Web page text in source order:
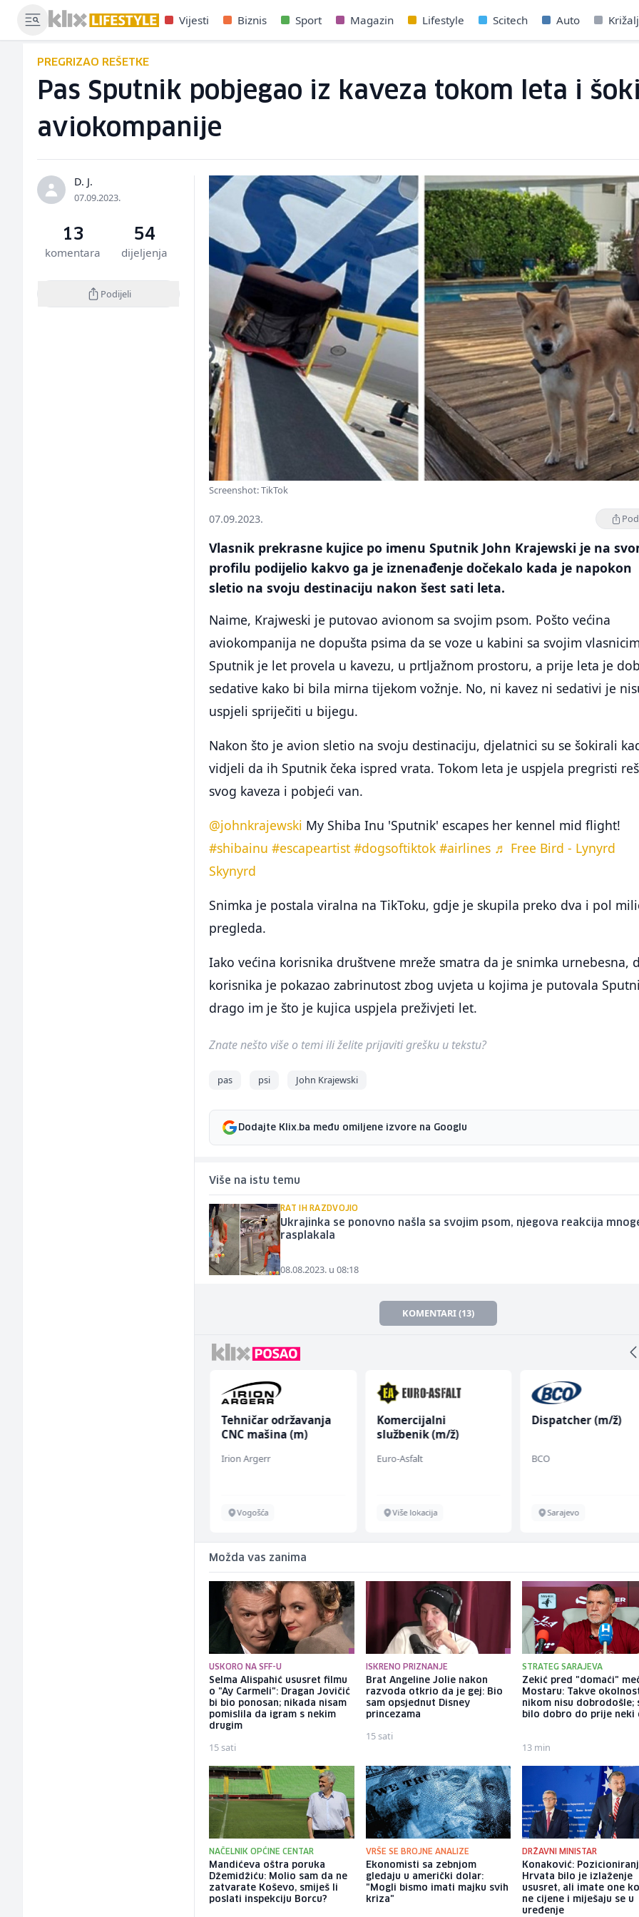
Vijesti Biznis Sport Magazin Lifestyle Scitech Auto
PREGRIZAO REŠETKE
Pas Sputnik pobjegao iz kaveza tokom leta i
aviokompanije
D. J.
07.09.2023.
13
komentara
54
dijeljenja
Podijeli
Screenshot: TikTok
07.09.2023.
Vlasnik prekrasne kujice po imenu Sputnik John Krajewski je na
profilu podijelio kakvo ga je iznenađenje dočekalo kada je napokon
sletio na svoju destinaciju nakon šest sati leta.
Naime, Krajweski je putovao avionom sa svojim psom. Pošto većina
aviokompanija ne dopušta psima da se voze u kabini sa svojim
Sputnik je let provela u kavezu, u prtljažnom prostoru, a prije leta je
sedative kako bi bila mirna tijekom vožnje. No, ni kavez ni sedativi je
uspjeli spriječiti u bijegu.
Nakon što je avion sletio na svoju destinaciju, djelatnici su se šokirali
vidjeli da ih Sputnik čeka ispred vrata. Tokom leta je uspjela pregristi
svog kaveza i pobjeći van.
@johnkrajewski My Shiba Inu 'Sputnik' escapes her kennel mid flight!
#shibainu #escapeartist #dogsoftiktok #airlines ♬ Free Bird - Lynyrd
Skynyrd
Snimka je postala viralna na TikToku, gdje je skupila preko dva i pol
pregleda.
Iako većina korisnika društvene mreže smatra da je snimka urnebesna,
korisnika je pokazao zabrinutost zbog uvjeta u kojima je putovala
drago im je što je kujica uspjela preživjeti let.
Znate nešto više o temi ili želite prijaviti grešku u tekstu?
pas psi John Krajewski
Dodajte Klix.ba među omiljene izvore na Googlu
Više na istu temu
RAT IH RAZDVOJIO
Ukrajinka se ponovno našla sa svojim psom, njegova reakcija
rasplakala
08.08.2023. u 08:18
KOMENTARI (13)
Tehničar održavanja
CNC mašina (m)
Irion Argerr
Vogošća
Komercijalni
službenik (m/ž)
Euro-Asfalt
Više lokacija
Dispatcher (m/ž)
BCO
Sarajevo
Možda vas zanima
USKORO NA SFF-U
Selma Alispahić ususret filmu
o "Ay Carmeli": Dragan Jovičić
bi bio ponosan; nikada nisam
pomislila da igram s nekim
drugim
15 sati
ISKRENO PRIZNANJE
Brat Angeline Jolie nakon
razvoda otkrio da je gej: Bio
sam opsjednut Disney
princezama
15 sati
STRATEG SARAJEVA
Zekić pred "domaći"
Mostaru: Takve
nikom nisu dobrodošle;
bilo dobro do prije neki
13 min
NAČELNIK OPĆINE CENTAR
Mandićeva oštra poruka
Džemidžiću: Molio sam da ne
zatvarate Koševo, smiješ li
poslati inspekciju Borcu?
VRŠE SE BROJNE ANALIZE
Ekonomisti sa zebnjom
gledaju u američki dolar:
"Mogli bismo imati majku svih
kriza"
DRŽAVNI MINISTAR
Konaković:
Hrvata bilo je izlaženje
ususret, ali imate one
ne cijene i miješaju se u
uređenje